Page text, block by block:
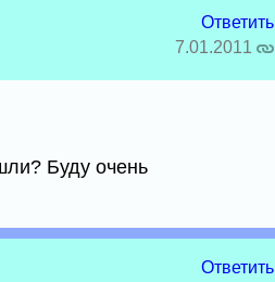
Ответить
7.01.2011
Буду очень
Ответить